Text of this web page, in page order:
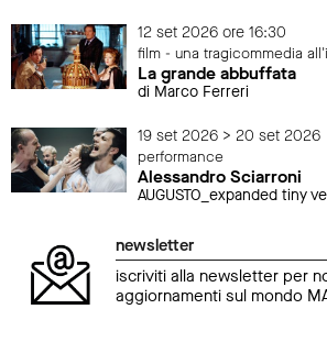
12 set 2026 ore 16:30
film - una tragicommedia
La grande abbuffata
di Marco Ferreri
19 set 2026 > 20 set 2026
performance
Alessandro Sciarroni
AUGUSTO_expanded tiny
newsletter
iscriviti alla newsletter per
aggiornamenti sul mondo